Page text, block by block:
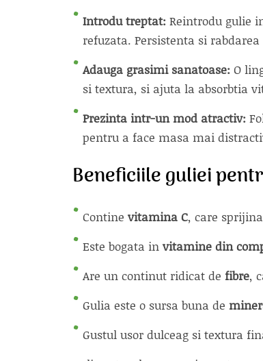
Introdu treptat: Reintrodu gulie
refuzata. Persistenta si
Adauga grasimi sanatoase: O
si textura, si ajuta la absorbtia
Prezinta intr-un mod atractiv:
pentru a face masa mai
Beneficiile guliei
Contine vitamina C, care
Este bogata in vitamine din
Are un continut ridicat de fibre,
Gulia este o sursa buna de
Gustul usor dulceag si textura